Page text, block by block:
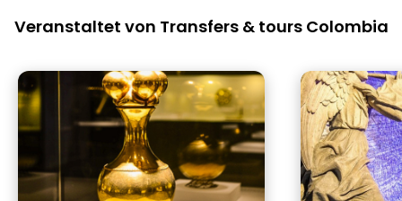
Veranstaltet von Transfers & tours Colombia